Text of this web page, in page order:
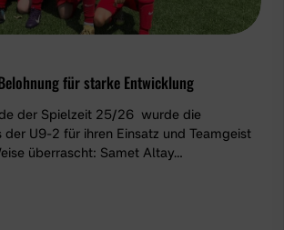
für starke Entwicklung
der Spielzeit 25/26 wurde die
der U9-2 für ihren Einsatz und Teamgeist
überrascht: Samet Altay…